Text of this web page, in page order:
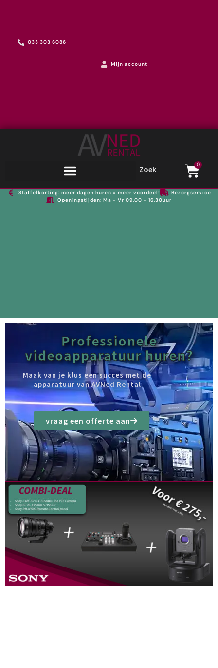
033 303 6086
Mijn account
0
Staffelkorting: meer dagen huren = meer voordeel!
Bezorgservice
Openingstijden: Ma - Vr 09.00 - 16.30uur
Professionele
videoapparatuur huren?
Maak van je klus een succes met de
apparatuur van AVNed Rental
vraag een offerte aan